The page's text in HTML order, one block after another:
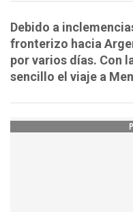
Debido a
fronterizo hacia
por varios días. Con
sencillo el viaje a